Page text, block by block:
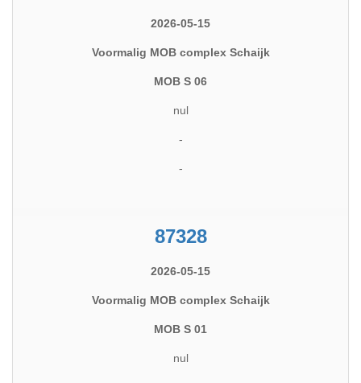
2026-05-15
Voormalig MOB complex Schaijk
MOB S 06
nul
-
-
87328
2026-05-15
Voormalig MOB complex Schaijk
MOB S 01
nul